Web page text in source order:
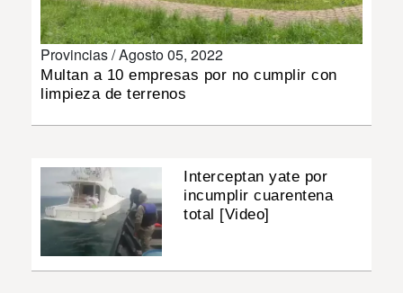
INSÓLITAS
MULTIMEDIA
Provincias /Agosto 05, 2022
Multan a 10 empresas por no cumplir con
limpieza de terrenos
Interceptan yate por
incumplir cuarentena
total [Video]